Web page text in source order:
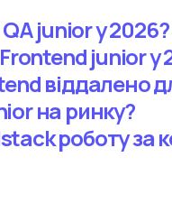
junior у 2026?
junior у
віддалено
на ринку?
роботу за